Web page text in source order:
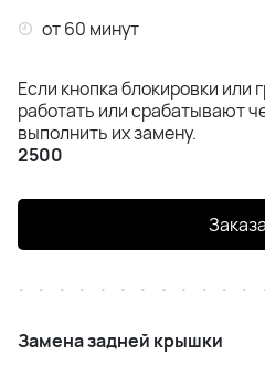
от 60 минут
Если кнопка блокировки или
работать или срабатывают
выполнить их замену.
2500
Замена задней крышки